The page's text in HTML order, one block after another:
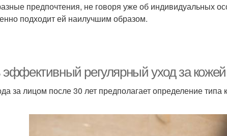
предпочтения, не говоря уже об индивидуальных
подходит ей наилучшим образом.
эффективный регулярный уход за
за лицом после 30 лет предполагает определение